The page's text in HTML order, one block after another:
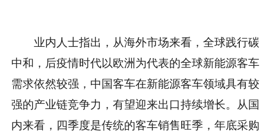
业内人士指出，从海外市场来看，全球践行碳
中和，后疫情时代以欧洲为代表的全球新能源客车
需求依然较强，中国客车在新能源客车领域具有较
强的产业链竞争力，有望迎来出口持续增长。从国
内来看，四季度是传统的客车销售旺季，年底采购